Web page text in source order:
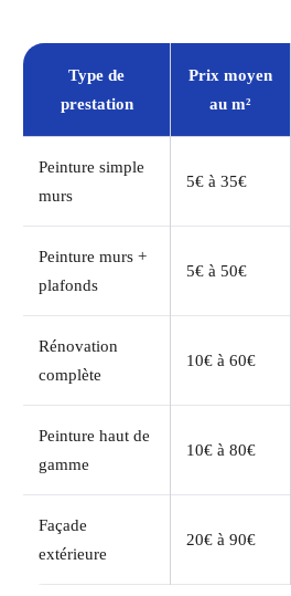
Type de
prestation
Prix moyen
au m²
Peinture simple
murs
5€ à 35€
Peinture murs +
plafonds
5€ à 50€
Rénovation
complète
10€ à 60€
Peinture haut de
gamme
10€ à 80€
Façade
extérieure
20€ à 90€